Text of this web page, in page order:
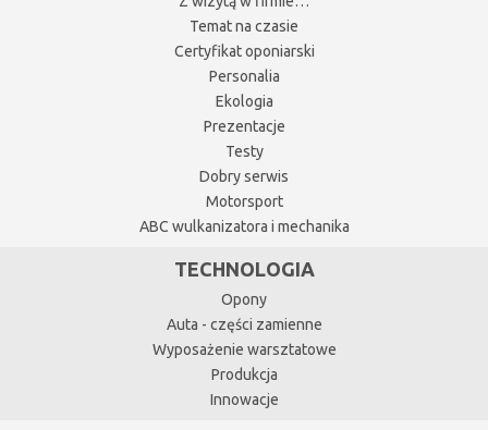
Temat na czasie
Certyfikat oponiarski
Personalia
Ekologia
Prezentacje
Testy
Dobry serwis
Motorsport
ABC wulkanizatora i mechanika
TECHNOLOGIA
Opony
Auta - części zamienne
Wyposażenie warsztatowe
Produkcja
Innowacje